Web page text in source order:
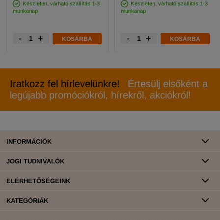
Készleten, várható szállítás 1-3
munkanap
- + KOSÁRBA
Készleten, várható szállítás 1-3
munkanap
- + KOSÁRBA
Iratkozz fel hírlevelünkre!
Értesülj elsőként a
legújabb promóciókról, hírekről, akciókról!
INFORMÁCIÓK
JOGI TUDNIVALÓK
ELÉRHETŐSÉGEINK
KATEGÓRIÁK